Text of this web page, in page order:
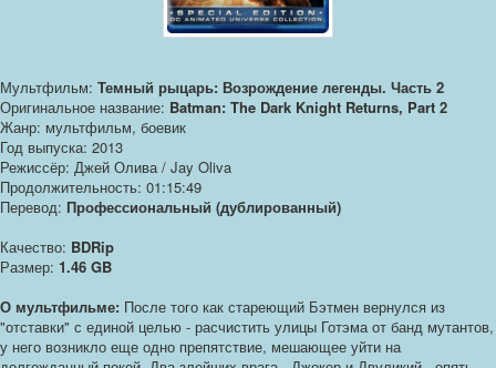
Мультфильм: Темный рыцарь: Возрождение легенды. Часть 2
Оригинальное название: Batman: The Dark Knight Returns, Part 2
Жанр: мультфильм, боевик
Год выпуска: 2013
Режиссёр: Джей Олива / Jay Oliva
Продолжительность: 01:15:49
Перевод: Профессиональный (дублированный)
Качество: BDRip
Размер: 1.46 GB
О мультфильме: После того как стареющий Бэтмен вернулся из
"отставки" с единой целью - расчистить улицы Готэма от банд мутантов,
у него возникло еще одно препятствие, мешающее уйти на